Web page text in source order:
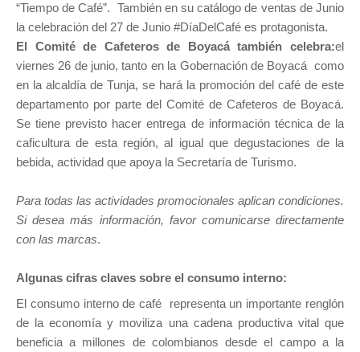
“Tiempo de Café”. También en su catálogo de ventas de Junio
la celebración del 27 de Junio #DíaDelCafé es protagonista.
El Comité de Cafeteros de Boyacá también celebra:el
viernes 26 de junio, tanto en la Gobernación de Boyacá como
en la alcaldía de Tunja, se hará la promoción del café de este
departamento por parte del Comité de Cafeteros de Boyacá.
Se tiene previsto hacer entrega de información técnica de la
caficultura de esta región, al igual que degustaciones de la
bebida, actividad que apoya la Secretaría de Turismo.
Para todas las actividades promocionales aplican condiciones.
Si desea más información, favor comunicarse directamente
con las marcas.
Algunas cifras claves sobre el consumo interno:
El consumo interno de café representa un importante renglón
de la economía y moviliza una cadena productiva vital que
beneficia a millones de colombianos desde el campo a la